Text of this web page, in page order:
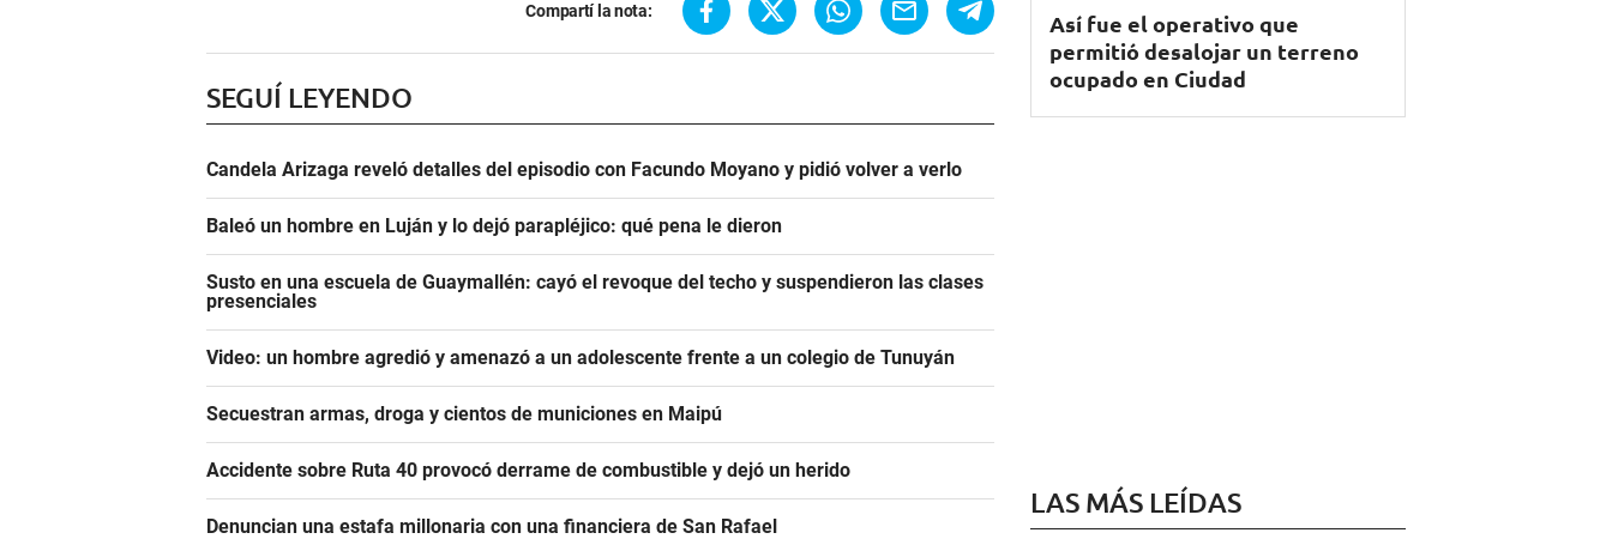
Compartí la nota:
SEGUÍ LEYENDO
Candela Arizaga reveló detalles del episodio con Facundo Moyano y pidió volver a verlo
Baleó un hombre en Luján y lo dejó parapléjico: qué pena le dieron
Susto en una escuela de Guaymallén: cayó el revoque del techo y suspendieron las clases
presenciales
Video: un hombre agredió y amenazó a un adolescente frente a un colegio de Tunuyán
Secuestran armas, droga y cientos de municiones en Maipú
Accidente sobre Ruta 40 provocó derrame de combustible y dejó un herido
Denuncian una estafa millonaria con una financiera de San Rafael
Así fue el operativo que
permitió desalojar un terreno
ocupado en Ciudad
LAS MÁS LEÍDAS